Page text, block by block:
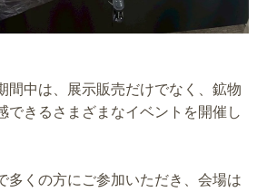
間中は、展示販売だけでなく、鉱物
できるさまざまなイベントを開催し
多くの方にご参加いただき、会場は